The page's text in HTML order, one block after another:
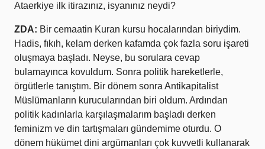
Ataerkiye ilk itirazınız, isyanınız neydi?
ZDA: Bir cemaatin Kuran kursu hocalarından biriydim.
Hadis, fıkıh, kelam derken kafamda çok fazla soru işareti
oluşmaya başladı. Neyse, bu sorulara cevap
bulamayınca kovuldum. Sonra politik hareketlerle,
örgütlerle tanıştım. Bir dönem sonra Antikapitalist
Müslümanların kurucularından biri oldum. Ardından
politik kadınlarla karşılaşmalarım başladı derken
feminizm ve din tartışmaları gündemime oturdu. O
dönem hükümet dini argümanları çok kuvvetli kullanarak